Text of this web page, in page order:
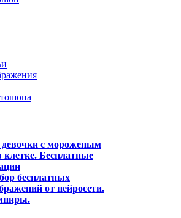
с мороженым
Бесплатные
бесплатных
от нейросети.